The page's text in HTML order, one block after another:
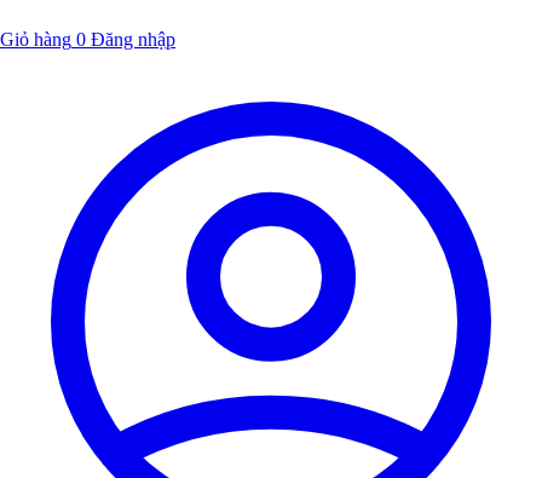
Giỏ hàng 0 Đăng nhập